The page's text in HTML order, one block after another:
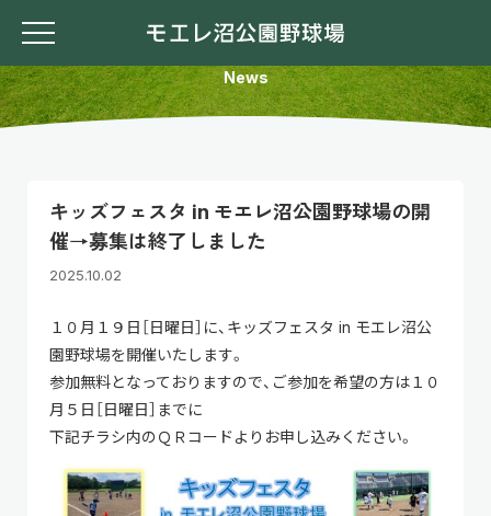
おしらせ
News
キッズフェスタ in モエレ沼公園野球場の開
催→募集は終了しました
2025.10.02
１０月１９日［日曜日］に、キッズフェスタ in モエレ沼公
園野球場を開催いたします。
参加無料となっておりますので、ご参加を希望の方は１０
月５日［日曜日］までに
下記チラシ内のＱＲコードよりお申し込みください。